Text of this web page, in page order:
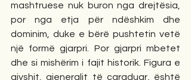
mashtruese nuk buron nga drejtësia,
por nga etja për ndëshkim dhe
dominim, duke e bërë pushtetin vetë
një formë gjarpri. Por gjarpri mbetet
dhe si mishërim i fajit historik. Figura e
gjyshit, gjeneralit të çgraduar, është